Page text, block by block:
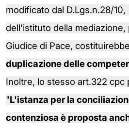
modificato dal D.Lgs.n.28/
dell'istituto della mediazione,
Giudice di Pace,
duplicazione delle
Inoltre, lo stesso art.322 cpc
"L'istanza per la
contenziosa è proposta